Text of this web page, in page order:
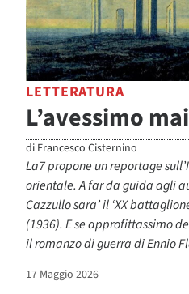
LETTERATURA
L’avessimo
di Francesco Cisternino
La7 propone un reportage
orientale. A far da guida agli
Cazzullo sara’ il ‘XX
(1936). E se approfittassimo
il romanzo di guerra di Ennio
17 Maggio 2026